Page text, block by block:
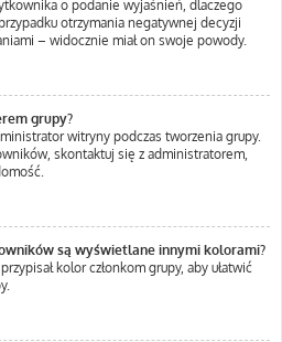
o podanie wyjaśnień, dlaczego
otrzymania negatywnej decyzji
– widocznie miał on swoje powody.
grupy?
witryny podczas tworzenia grupy.
skontaktuj się z administratorem,
są wyświetlane innymi kolorami?
kolor członkom grupy, aby ułatwić